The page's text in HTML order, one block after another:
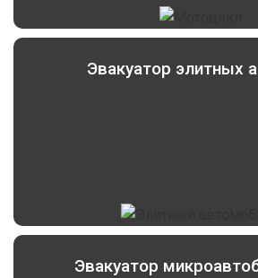
Эвакуатор элитных
Эвакуатор